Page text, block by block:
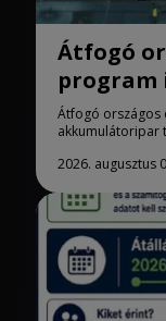
Átfogó
program
Átfogó országos
akkumulátoripar
2026. augusztus